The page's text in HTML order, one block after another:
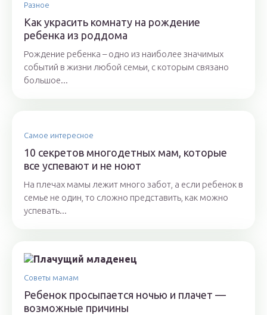
Разное
Как украсить комнату на рождение
ребенка из роддома
Рождение ребенка – одно из наиболее значимых
событий в жизни любой семьи, с которым связано
большое...
Самое интересное
10 секретов многодетных мам, которые
все успевают и не ноют
На плечах мамы лежит много забот, а если ребенок в
семье не один, то сложно представить, как можно
успевать...
Советы мамам
Ребенок просыпается ночью и плачет —
возможные причины